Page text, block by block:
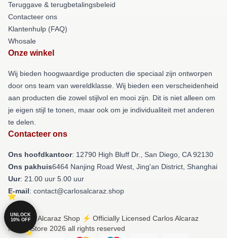
Teruggave & terugbetalingsbeleid
Contacteer ons
Klantenhulp (FAQ)
Whosale
Onze winkel
Wij bieden hoogwaardige producten die speciaal zijn ontworpen
door ons team van wereldklasse. Wij bieden een verscheidenheid
aan producten die zowel stijlvol en mooi zijn. Dit is niet alleen om
je eigen stijl te tonen, maar ook om je individualiteit met anderen
te delen.
Contacteer ons
Ons hoofdkantoor: 12790 High Bluff Dr., San Diego, CA 92130
Ons pakhuis6464 Nanjing Road West, Jing'an District, Shanghai
Uur: 21.00 uur 5.00 uur
E-mail: contact@carlosalcaraz.shop
© Carlos Alcaraz Shop ⚡️ Officially Licensed Carlos Alcaraz
Merch Store 2026 all rights reserved
UNLOCK
10% OFF